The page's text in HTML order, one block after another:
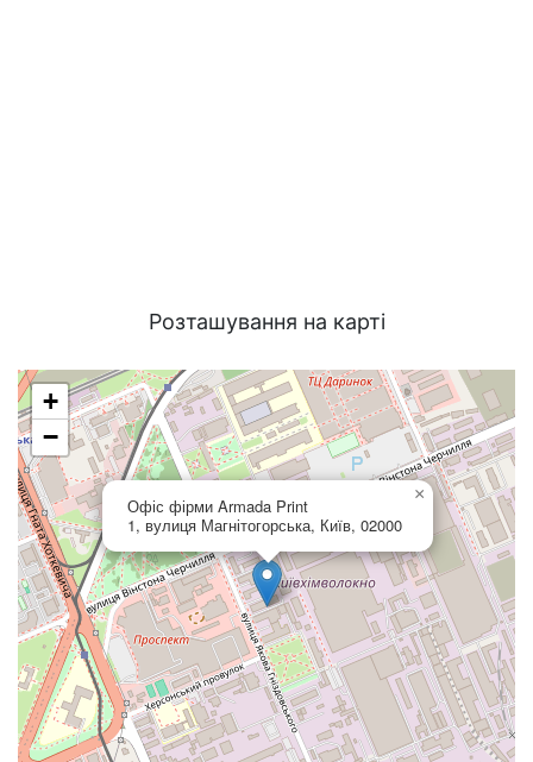
Розташування на карті
Офіс фірми Armada Print
1, вулиця Магнітогорська, Київ, 02000
×
+
−